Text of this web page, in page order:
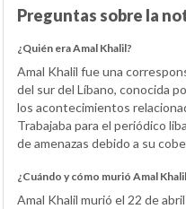
Preguntas sobre la
¿Quién era Amal Khalil?
Amal Khalil fue una
del sur del Líbano, conocida
los acontecimientos
Trabajaba para el periódico
de amenazas debido a su
¿Cuándo y cómo murió Amal
Amal Khalil murió el 22 de